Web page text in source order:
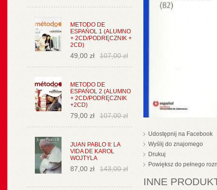
METODO DE
ESPAŃOL 1 (ALUMNO
+ 2CD/PODRĘCZNIK +
2CD)
49,00 zł 107,00 zł
METODO DE
ESPAŃOL 2 (ALUMNO
+ 2CD/PODRĘCZNIK
+2CD)
79,00 zł 107,00 zł
JUAN PABLO II: LA
VIDA DE KAROL
WOJTYLA
87,00 zł 143,00 zł
Udostępnij na Facebook
Wyślij do znajomego
Drukuj
Powiększ do pełnego
INNE